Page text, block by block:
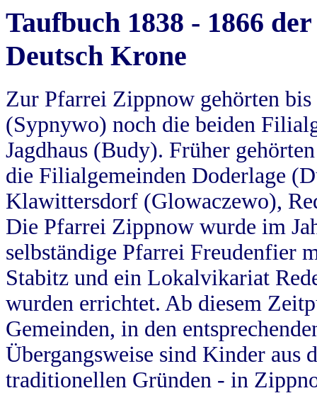
Taufbuch 1838 - 1866
Deutsch Krone
Zur Pfarrei Zippnow gehörten
(Sypnywo) noch die beiden
Jagdhaus (Budy). Früher
die Filialgemeinden Doderlage
Klawittersdorf (Glowaczewo),
Die Pfarrei Zippnow wurde im
selbständige Pfarrei Freudenfier
Stabitz und ein Lokalvikariat
wurden errichtet. Ab diesem
Gemeinden, in den
Übergangsweise sind Kinder aus
traditionellen Gründen - in